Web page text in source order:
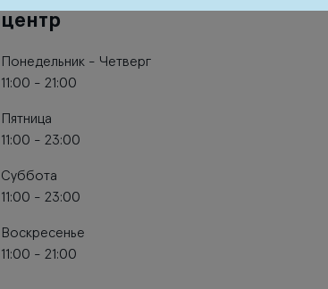
центр
Понедельник - Четверг
11:00 - 21:00
Пятница
11:00 - 23:00
Суббота
11:00 - 23:00
Воскресенье
11:00 - 21:00